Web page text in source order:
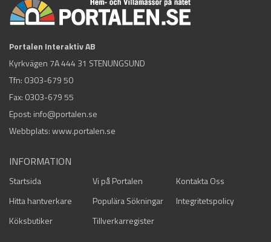
Portalen Interaktiv AB
Kyrkvägen 7A 444 31 STENUNGSUND
Tfn: 0303-679 50
Fax: 0303-679 55
Epost: info@portalen.se
Webbplats: www.portalen.se
INFORMATION
Startsida Vi på Portalen
Kontakta Oss
Hitta hantverkare
Populära Sökningar
Integritetspolicy
Köksbutiker
Tillverkarregister